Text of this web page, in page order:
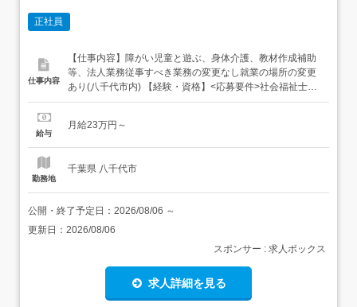
正社員
仕事内容
【仕事内容】障がい児童と遊ぶ、身体介護、教材作成補助
等、法人業務従事すべき業務の変更なし就業の場所の変更
あり(八千代市内) 【経験・資格】<応募要件>社会福祉士、
精神保健福祉士、教員免許状(幼稚園、小学校、中学校、高
普通自動車運転免許(AT車限定免許可)・ヘルパー2級・介護
給与
月給23万円～
勤務地
千葉県 八千代市
公開・終了予定日： 2026/08/06 ～
更新日： 2026/08/06
スポンサー : 求人ボックス
求人詳細を見る